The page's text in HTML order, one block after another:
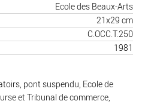
Ecole des Beaux-Arts
21x29 cm
C.OCC.T.250
1981
pont suspendu, Ecole de
et Tribunal de commerce,